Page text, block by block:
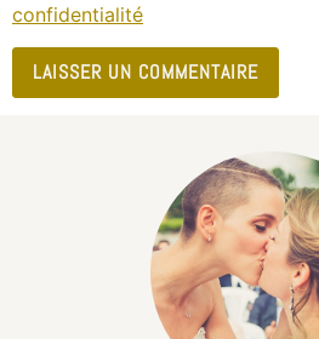
confidentialité